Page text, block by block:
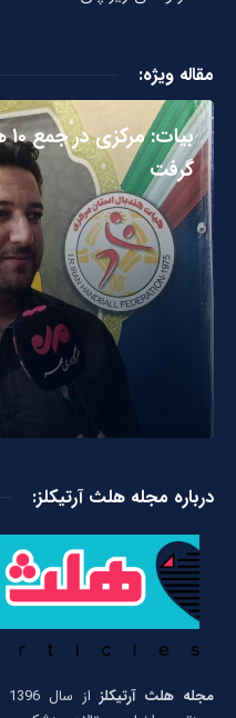
مقاله ویژه:
گرفت
درباره مجله هلث آرتیکلز:
مجله هلث آرتیکلز